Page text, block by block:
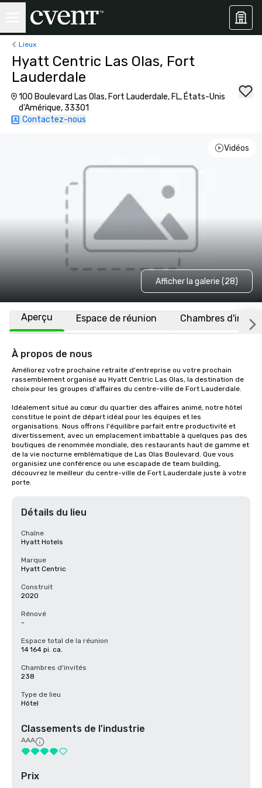
Lieux
Hyatt Centric Las Olas, Fort
Lauderdale
100 Boulevard Las Olas, Fort Lauderdale, FL, États-Unis
d'Amérique, 33301
Contactez-nous
Vidéos
Afficher la galerie (28)
Aperçu Espace de réunion Chambres
À propos de nous
Améliorez votre prochaine retraite d'entreprise ou votre prochain
rassemblement organisé au Hyatt Centric Las Olas, la destination de
choix pour les groupes d'affaires du centre-ville de Fort Lauderdale.
Idéalement situé au cœur du quartier des affaires animé, notre hôtel
constitue le point de départ idéal pour les équipes et les
organisations. Nous offrons l'équilibre parfait entre productivité et
divertissement, avec un emplacement imbattable à quelques pas des
boutiques de renommée mondiale, des restaurants haut de gamme et
de la vie nocturne emblématique de Las Olas Boulevard. Que vous
organisiez une conférence ou une escapade de team building,
découvrez le meilleur du centre-ville de Fort Lauderdale juste à votre
porte.
Détails du lieu
Chaîne
Hyatt Hotels
Marque
Hyatt Centric
Construit
2020
Rénové
-
Espace total de la réunion
14 164 pi. ca.
Chambres d'invités
238
Type de lieu
Hôtel
Classements de l'industrie
AAA
Prix